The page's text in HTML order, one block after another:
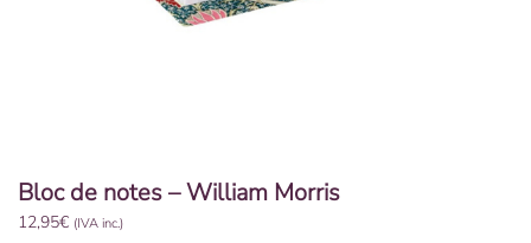
Bloc de notes – William Morris
12,95€ (IVA inc.)